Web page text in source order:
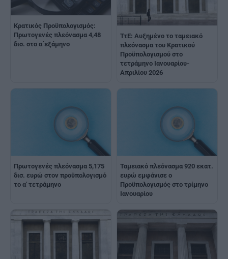
Κρατικός Προϋπολογισμός:
Πρωτογενές πλεόνασμα 4,48
δισ. στο α΄εξάμηνο
ΤτΕ: Αυξημένο το ταμειακό
πλεόνασμα του Κρατικού
Προϋπολογισμού στο
τετράμηνο Ιανουαρίου-
Απριλίου 2026
Πρωτογενές πλεόνασμα 5,175
δισ. ευρώ στον προϋπολογισμό
το α' τετράμηνο
Ταμειακό πλεόνασμα 920 εκατ.
ευρώ εμφάνισε ο
Προϋπολογισμός στο τρίμηνο
Ιανουαρίου